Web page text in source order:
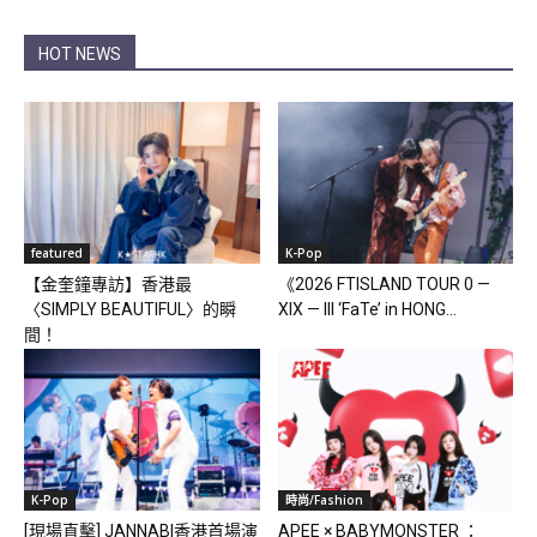
HOT NEWS
featured
【金奎鐘專訪】香港最
〈SIMPLY BEAUTIFUL〉的瞬
間！
K-Pop
《2026 FTISLAND TOUR 0 —
XIX — III ‘FaTe’ in HONG...
K-Pop
[現場直擊] JANNABI香港首場演
時尚/Fashion
APEE × BABYMONSTER ：